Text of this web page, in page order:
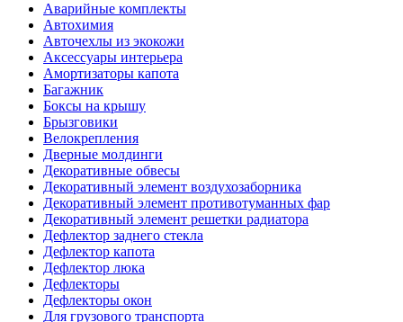
Аварийные комплекты
Автохимия
Авточехлы из экокожи
Аксессуары интерьера
Амортизаторы капота
Багажник
Боксы на крышу
Брызговики
Велокрепления
Дверные молдинги
Декоративные обвесы
Декоративный элемент воздухозаборника
Декоративный элемент противотуманных фар
Декоративный элемент решетки радиатора
Дефлектор заднего стекла
Дефлектор капота
Дефлектор люка
Дефлекторы
Дефлекторы окон
Для грузового транспорта